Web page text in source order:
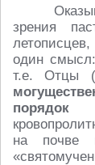
зрения
один
т.е. Отцы
на почве